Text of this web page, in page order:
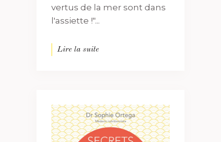
vertus de la mer sont dans
l'assiette !"...
Lire la suite